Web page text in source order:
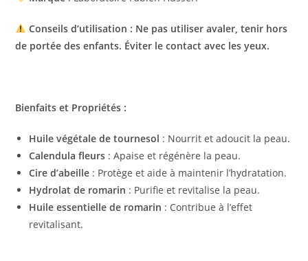
Conseils d’utilisation : Ne pas utiliser avaler, tenir hors
de portée des enfants. Éviter le contact avec les yeux.
Bienfaits et Propriétés :
Huile végétale de tournesol : Nourrit et adoucit la peau.
Calendula fleurs : Apaise et régénère la peau.
Cire d’abeille : Protège et aide à maintenir l’hydratation.
Hydrolat de romarin : Purifie et revitalise la peau.
Huile essentielle de romarin : Contribue à l’effet
revitalisant.